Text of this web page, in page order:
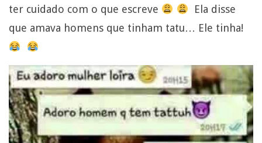
ter cuidado com o que escreve
Ela disse
que amava homens que tinham tatu… Ele tinha!